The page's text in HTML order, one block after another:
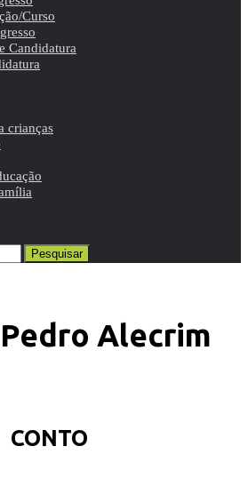
Curso
Candidatura
crianças
Alecrim
CONTO